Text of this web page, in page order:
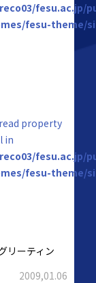
fesu.ac.jp/
fesu-theme/
property
in
fesu.ac.jp/
fesu-theme/
リーティン
2009,01.06